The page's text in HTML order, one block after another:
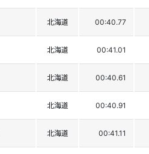
北海道 00:40.77
北海道 00:41.01
北海道 00:40.61
北海道 00:40.91
北海道 00:41.11